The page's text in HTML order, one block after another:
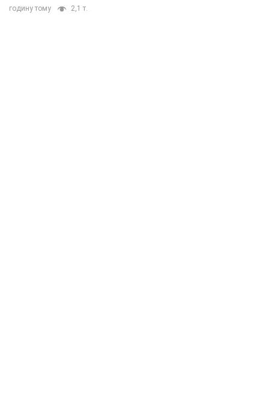
годину тому 2,1 т.